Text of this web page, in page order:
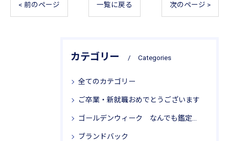
< 前のページ 一覧に戻る 次のページ >
カテゴリー Categories
全てのカテゴリー
ご卒業・新就職おめでとうございます
ゴールデンウィーク なんでも鑑定局 リサイクル思考
ブランドバック